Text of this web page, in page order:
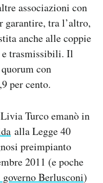
associazioni con
garantire, tra l’altro,
anche alle coppie
e trasmissibili. Il
con
per cento.
Turco emanò in
alla Legge 40
preimpianto
2011 (e poche
governo Berlusconi)